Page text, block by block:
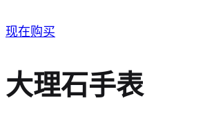
现在购买
大理石手表